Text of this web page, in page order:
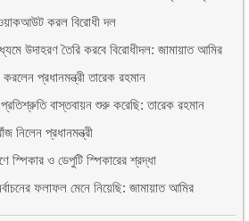
করল বিরোধী দল
উদাহরণ তৈরি করবে বিরোধীদল: জামায়াত আমির
প্রধানমন্ত্রী তারেক রহমান
বাস্তবায়ন শুরু করেছি: তারেক রহমান
নিলেন প্রধানমন্ত্রী
স্পিকার ও ডেপুটি স্পিকারের শ্রদ্ধা
ফলাফল মেনে নিয়েছি: জামায়াত আমির